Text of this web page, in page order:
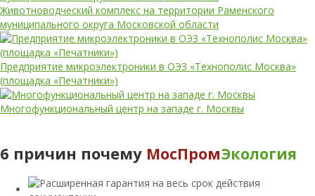
Животноводческий комплекс на территории Раменского
муниципального округа Московской области
Предприятие микроэлектроники в ОЭЗ «Технополис Москва»
(площадка «Печатники»)
Многофункциональный центр на западе г. Москвы
6 причин почему МосПромЭкология